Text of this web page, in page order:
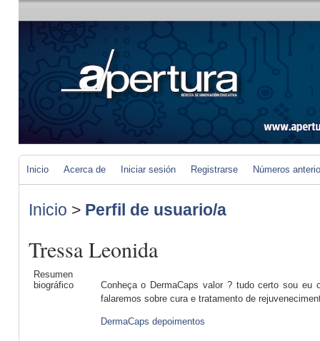
Inicio Acerca de Iniciar sesión Registrarse Números
Inicio > Perfil de usuario/a
Tressa Leonida
Resumen
biográfico
Conheça o DermaCaps valor ? tudo certo sou eu
falaremos sobre cura e tratamento de
DermaCaps depoimentos